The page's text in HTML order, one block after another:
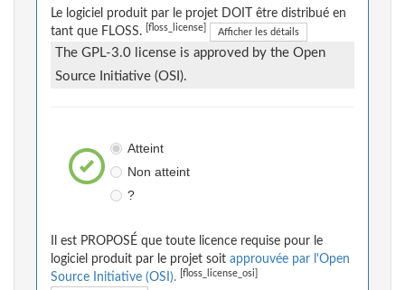
Le logiciel produit par le projet DOIT être distribué en
tant que FLOSS.
[floss_license] Afficher les détails
The GPL-3.0 license is approved by the Open
Source Initiative (OSI).
Atteint
Non atteint
?
Il est PROPOSÉ que toute licence requise pour le
logiciel produit par le projet soit approuvée par l'Open
Source Initiative (OSI).
[floss_license_osi]